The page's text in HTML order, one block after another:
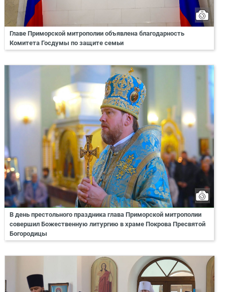
Главе Приморской митрополии объявлена благодарность
Комитета Госдумы по защите семьи
В день престольного праздника глава Приморской митрополии
совершил Божественную литургию в храме Покрова Пресвятой
Богородицы